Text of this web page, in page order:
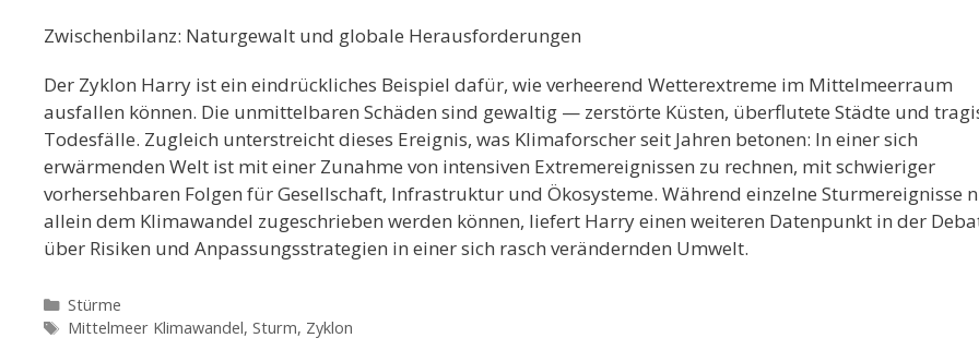
Zwischenbilanz: Naturgewalt und globale Herausforderungen
Der Zyklon Harry ist ein eindrückliches Beispiel dafür, wie verheerend Wetterextreme im Mittelmeerraum
ausfallen können. Die unmittelbaren Schäden sind gewaltig — zerstörte Küsten, überflutete Städte und
Todesfälle. Zugleich unterstreicht dieses Ereignis, was Klimaforscher seit Jahren betonen: In einer sich
erwärmenden Welt ist mit einer Zunahme von intensiven Extremereignissen zu rechnen, mit schwieriger
vorhersehbaren Folgen für Gesellschaft, Infrastruktur und Ökosysteme. Während einzelne Sturmereignisse
allein dem Klimawandel zugeschrieben werden können, liefert Harry einen weiteren Datenpunkt in der
über Risiken und Anpassungsstrategien in einer sich rasch verändernden Umwelt.
Kategorien
Stürme
Schlagwörter
Mittelmeer Klimawandel, Sturm, Zyklon